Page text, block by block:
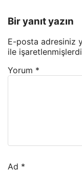
Bir yanıt yazın
E-posta adresiniz
ile
Yorum *
Ad *